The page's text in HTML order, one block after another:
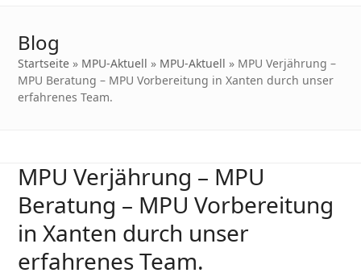
Blog
Startseite » MPU-Aktuell » MPU-Aktuell » MPU Verjährung –
MPU Beratung – MPU Vorbereitung in Xanten durch unser
erfahrenes Team.
MPU Verjährung – MPU
Beratung – MPU Vorbereitung
in Xanten durch unser
erfahrenes Team.